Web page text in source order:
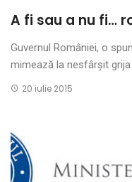
A fi sau a nu fi…
Guvernul României, o
mimează la nesfârşit grija
20 iulie 2015